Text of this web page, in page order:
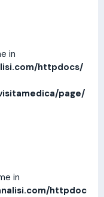
in
httpdocs/
page/
in
httpdoc